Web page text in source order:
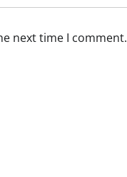
next time I comment.